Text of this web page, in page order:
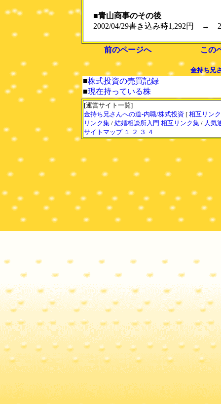
■青山商事のその後
2002/04/29書き込み時1,292円 →
前のページへ この
金持ち兄
■株式投資の売買記録
■現在持っている株
[運営サイト一覧]
金持ち兄さんへの道-内職/株式投資 [ 相互リン
リンク集 / 結婚相談所入門 相互リンク集 / 人気
サイトマップ １ ２ ３ ４